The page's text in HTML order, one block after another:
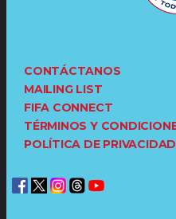
CONTÁCTANOS
MAILING LIST
FIFA CONNECT
TÉRMINOS Y
POLÍTICA DE PRIVACIDAD